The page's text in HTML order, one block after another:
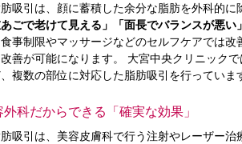
吸引は、顔に蓄積した余分な脂肪を外科的
あごで老けて見える」「面長でバランスが悪い」
事制限やマッサージなどのセルフケアでは
善が可能になります。 大宮中央クリニック
複数の部位に対応した脂肪吸引を行っていま
科だからできる「確実な効果」
吸引は、美容皮膚科で行う注射やレーザー